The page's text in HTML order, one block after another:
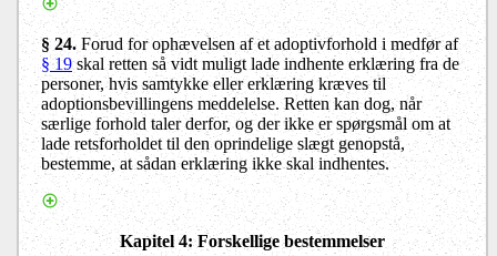
§ 24. Forud for ophævelsen af et adoptivforhold i medfør af
§ 19skal retten så vidt muligt lade indhente erklæring fra de
personer, hvis samtykke eller erklæring kræves til
adoptionsbevillingens meddelelse. Retten kan dog, når
særlige forhold taler derfor, og der ikke er spørgsmål om at
lade retsforholdet til den oprindelige slægt genopstå,
bestemme, at sådan erklæring ikke skal indhentes.
Kapitel 4: Forskellige bestemmelser